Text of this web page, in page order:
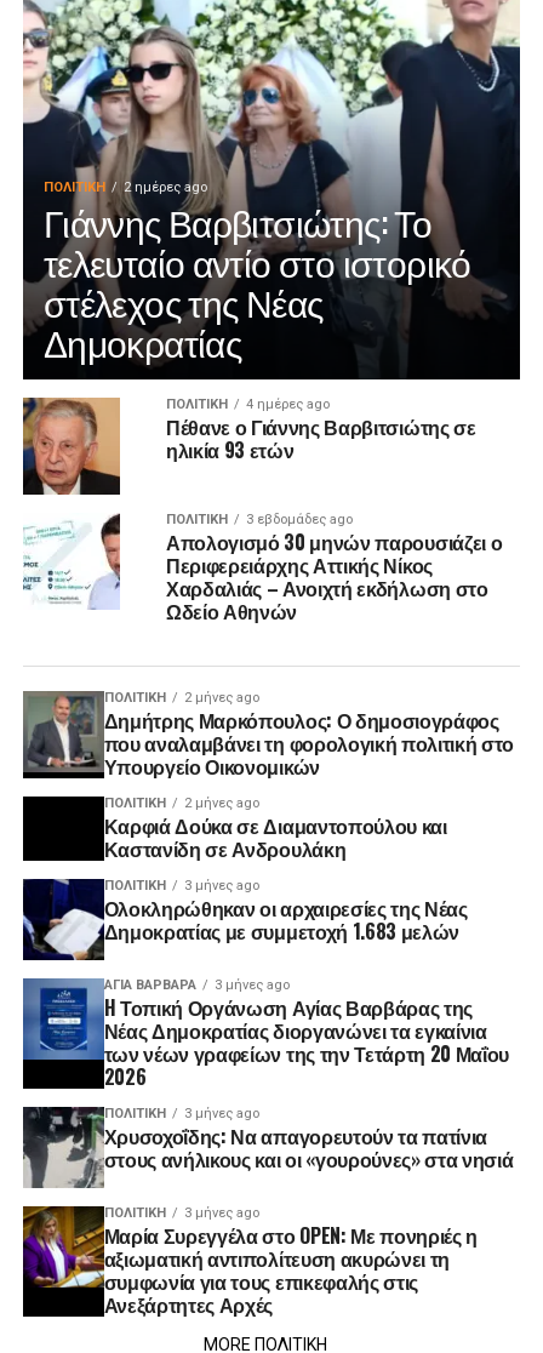
ΠΟΛΙΤΙΚΉ 2 ημέρες ago
Γιάννης Βαρβιτσιώτης: Το
τελευταίο αντίο στο ιστορικό
στέλεχος της Νέας
Δημοκρατίας
ΠΟΛΙΤΙΚΉ 4 ημέρες ago
Πέθανε ο Γιάννης Βαρβιτσιώτης σε
ηλικία 93 ετών
ΠΟΛΙΤΙΚΉ 3 εβδομάδες ago
Απολογισμό 30 μηνών παρουσιάζει ο
Περιφερειάρχης Αττικής Νίκος
Χαρδαλιάς – Ανοιχτή εκδήλωση στο
Ωδείο Αθηνών
ΠΟΛΙΤΙΚΉ 2 μήνες ago
Δημήτρης Μαρκόπουλος: Ο δημοσιογράφος
που αναλαμβάνει τη φορολογική πολιτική στο
Υπουργείο Οικονομικών
ΠΟΛΙΤΙΚΉ 2 μήνες ago
Καρφιά Δούκα σε Διαμαντοπούλου και
Καστανίδη σε Ανδρουλάκη
ΠΟΛΙΤΙΚΉ 3 μήνες ago
Ολοκληρώθηκαν οι αρχαιρεσίες της Νέας
Δημοκρατίας με συμμετοχή 1.683 μελών
ΑΓΙΑ ΒΑΡΒΑΡΑ 3 μήνες ago
H Τοπική Οργάνωση Αγίας Βαρβάρας της
Νέας Δημοκρατίας διοργανώνει τα εγκαίνια
των νέων γραφείων της την Τετάρτη 20 Μαΐου
2026
ΠΟΛΙΤΙΚΉ 3 μήνες ago
Χρυσοχοΐδης: Να απαγορευτούν τα πατίνια
στους ανήλικους και οι «γουρούνες» στα νησιά
ΠΟΛΙΤΙΚΉ 3 μήνες ago
Μαρία Συρεγγέλα στο OPEN: Με πονηριές η
αξιωματική αντιπολίτευση ακυρώνει τη
συμφωνία για τους επικεφαλής στις
Ανεξάρτητες Αρχές
MORE ΠΟΛΙΤΙΚΗ